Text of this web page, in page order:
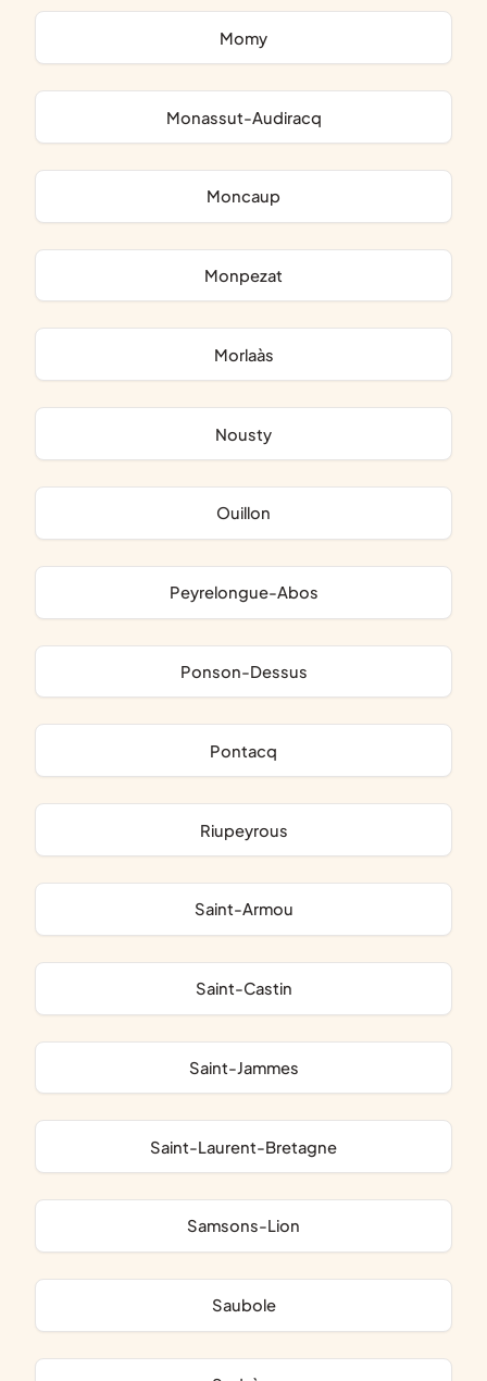
Momy
Monassut-Audiracq
Moncaup
Monpezat
Morlaàs
Nousty
Ouillon
Peyrelongue-Abos
Ponson-Dessus
Pontacq
Riupeyrous
Saint-Armou
Saint-Castin
Saint-Jammes
Saint-Laurent-Bretagne
Samsons-Lion
Saubole